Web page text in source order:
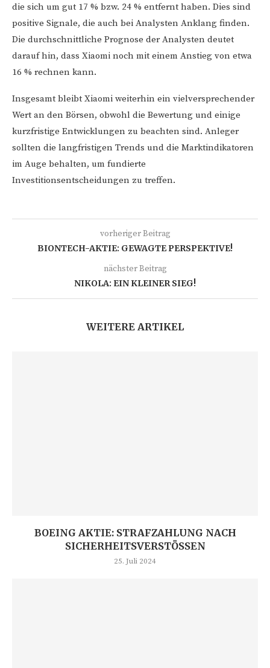
die sich um gut 17 % bzw. 24 % entfernt haben. Dies sind
positive Signale, die auch bei Analysten Anklang finden.
Die durchschnittliche Prognose der Analysten deutet
darauf hin, dass Xiaomi noch mit einem Anstieg von etwa
16 % rechnen kann.
Insgesamt bleibt Xiaomi weiterhin ein vielversprechender
Wert an den Börsen, obwohl die Bewertung und einige
kurzfristige Entwicklungen zu beachten sind. Anleger
sollten die langfristigen Trends und die Marktindikatoren
im Auge behalten, um fundierte
Investitionsentscheidungen zu treffen.
vorheriger Beitrag
BIONTECH-AKTIE: GEWAGTE PERSPEKTIVE!
nächster Beitrag
NIKOLA: EIN KLEINER SIEG!
WEITERE ARTIKEL
BOEING AKTIE: STRAFZAHLUNG NACH
SICHERHEITSVERSTÖSSEN
25. Juli 2024